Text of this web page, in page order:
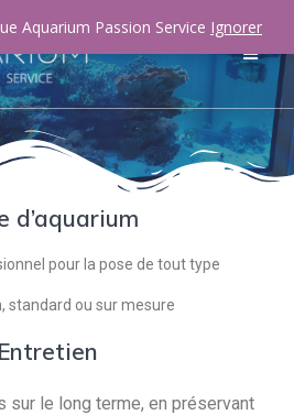
d’aquarium
pour la pose de tout type
standard ou sur mesure
Entretien
sur le long terme, en préservant
Aquarium Passion Service Ignorer